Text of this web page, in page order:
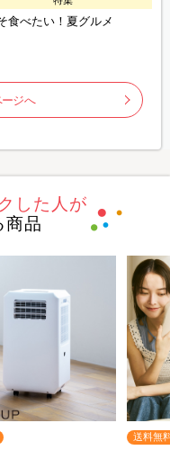
食べたい！夏グルメ
ジへ
した人が
商品
送料無